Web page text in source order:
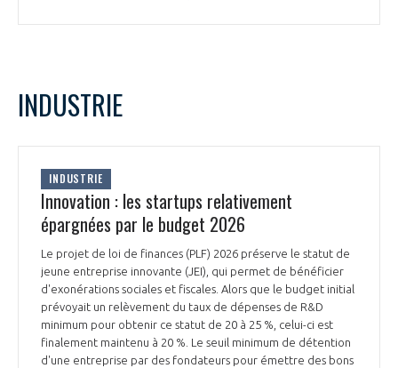
INDUSTRIE
INDUSTRIE
Innovation : les startups relativement
épargnées par le budget 2026
Le projet de loi de finances (PLF) 2026 préserve le statut de
jeune entreprise innovante (JEI), qui permet de bénéficier
d'exonérations sociales et fiscales. Alors que le budget initial
prévoyait un relèvement du taux de dépenses de R&D
minimum pour obtenir ce statut de 20 à 25 %, celui-ci est
finalement maintenu à 20 %. Le seuil minimum de détention
d'une entreprise par des fondateurs pour émettre des bons